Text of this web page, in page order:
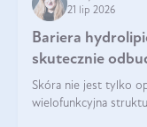
21 lip 2026
Bariera
skutecznie
Skóra nie jest tylko
wielofunkcyjna